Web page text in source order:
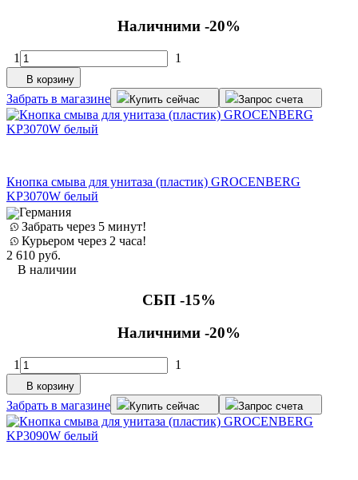
Наличними -20%
1 1
В корзину
Забрать в магазине Купить сейчас Запрос счета
Кнопка смыва для унитаза (пластик) GROCENBERG
KP3070W белый
Германия
Забрать через 5 минут!
Курьером через 2 часа!
2 610 руб.
В наличии
СБП -15%
Наличними -20%
1 1
В корзину
Забрать в магазине Купить сейчас Запрос счета